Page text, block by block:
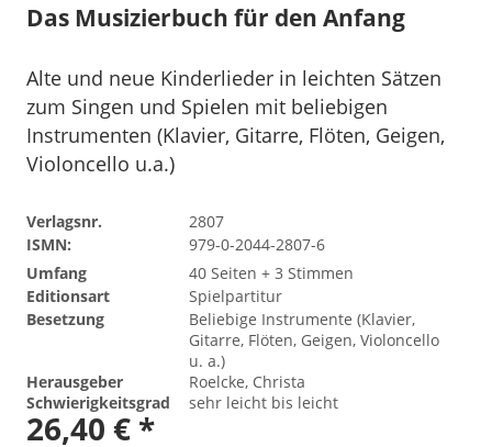
Das Musizierbuch für den Anfang
Alte und neue Kinderlieder in leichten Sätzen
zum Singen und Spielen mit beliebigen
Instrumenten (Klavier, Gitarre, Flöten, Geigen,
Violoncello u.a.)
Verlagsnr.
2807
ISMN:
979-0-2044-2807-6
Umfang
40 Seiten + 3 Stimmen
Editionsart
Spielpartitur
Besetzung
Beliebige Instrumente (Klavier,
Gitarre, Flöten, Geigen, Violoncello
u. a.)
Herausgeber
Roelcke, Christa
Schwierigkeitsgrad
sehr leicht bis leicht
26,40 € *